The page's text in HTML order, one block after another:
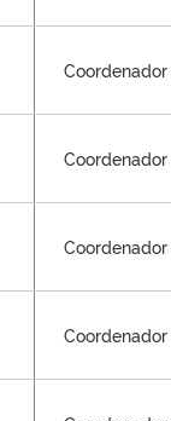
Coordenador
Coordenador
Coordenador
Coordenador